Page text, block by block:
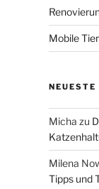
Mobile
NEUESTE
Micha zu
Milena
Tipps und